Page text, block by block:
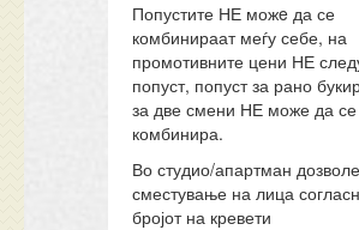
Попустите НЕ можe да се
комбинираат меѓу себе, на
промотивните цени НЕ
попуст, попуст за рано
за две смени НЕ може да се
комбинира.
Во студио/апартман
сместување на лица
бројот на кревети